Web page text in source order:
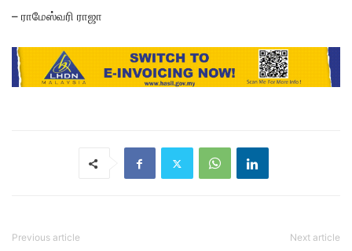
– ராமேஸ்வரி ராஜா
Previous article Next article